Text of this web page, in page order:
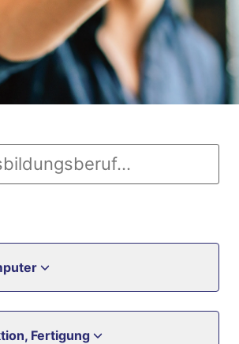
Fertigung